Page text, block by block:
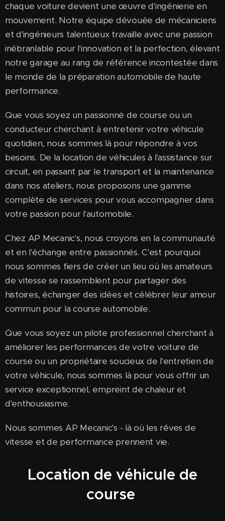
chaque voiture devient une œuvre d'ingénierie en
mouvement. Notre équipe dévouée de mécaniciens
et d'ingénieurs talentueux travaille avec une passion
inébranlable pour l'innovation et la perfection, élevant
notre garage au rang de référence incontestée dans
le monde de la préparation automobile de haute
performance.
Que vous soyez un passionné de course ou un
conducteur cherchant à entretenir votre véhicule
quotidien, nous sommes là pour répondre à vos
besoins. De la location de véhicules à l'assistance sur
circuit, en passant par le transport et la maintenance
dans nos ateliers, nous proposons une gamme
complète de services pour vous accompagner dans
votre passion pour l'automobile.
Chez AP Mecanic's, nous croyons en la communauté
et en l'échange entre passionnés. C'est pourquoi
nous sommes fiers de créer un lieu où les amateurs
de vitesse se rassemblent pour partager des
histoires, échanger des idées et célébrer leur amour
commun pour la course automobile.
Que vous soyez un pilote professionnel cherchant à
améliorer les performances de votre voiture de
course ou un propriétaire soucieux de l'entretien de
votre véhicule, nous sommes là pour vous offrir un
service exceptionnel, empreint de chaleur et
d'enthousiasme.
Nous sommes AP Mecanic's - là où les rêves de
vitesse et de performance prennent vie.
Location de véhicule de
course